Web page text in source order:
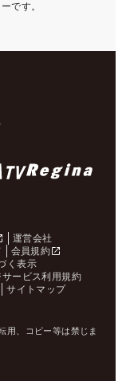
です。
運営会社
会員規約
く表示
サービス利用規約
サイトマップ
用、コピー等は禁じま